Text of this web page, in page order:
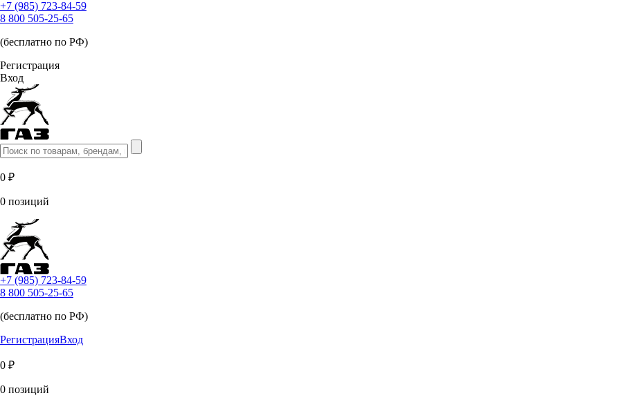
+7 (985) 723-84-59
8 800 505-25-65
(бесплатно по РФ)
Регистрация
Вход
0 ₽
0 позиций
+7 (985) 723-84-59
8 800 505-25-65
(бесплатно по РФ)
РегистрацияВход
0 ₽
0 позиций